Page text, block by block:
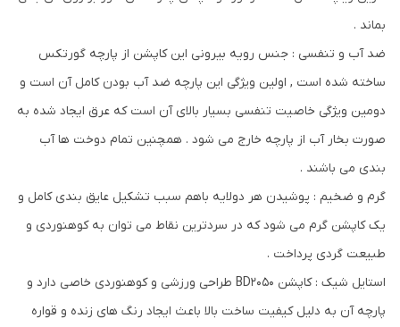
بماند .
ضد آب و تنفسی : جنس رویه بیرونی این کاپشن از پارچه گورتکس
ساخته شده است , اولین ویژگی این پارچه ضد آب بودن کامل آن است و
دومین ویژگی خاصیت تنفسی بسیار بالای آن است که عرق ایجاد شده به
صورت بخار آب از پارچه خارج می شود . همچنین تمام دوخت ها آب
بندی می باشند .
گرم و ضخیم : پوشیدن هر دولایه باهم سبب تشکیل عایق بندی کامل و
یک کاپشن گرم می شود که در سردترین نقاط می توان به کوهنوردی و
طبیعت گردی پرداخت .
استایل شیک : کاپشن BD2050 طراحی ورزشی و کوهنوردی خاصی دارد و
پارچه آن به دلیل کیفیت ساخت بالا باعث ایجاد رنگ های زنده و قواره